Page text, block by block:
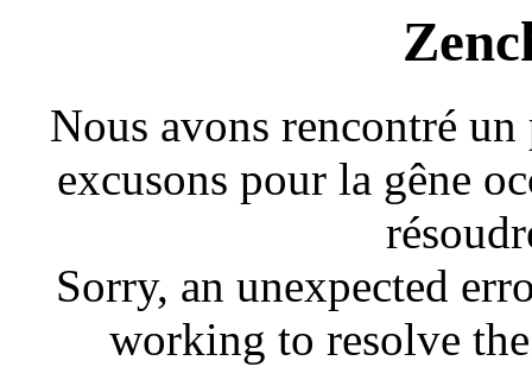
Nous avons rencontré
excusons pour la gêne
Sorry, an unexpected
working to resolve